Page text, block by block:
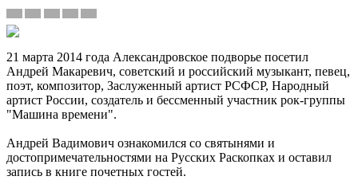
21 марта 2014 года Александровское подворье посетил
Андрей Макаревич, советский и российский музыкант, певец,
поэт, композитор, Заслуженный артист РСФСР, Народный
артист России, создатель и бессменный участник рок-группы
"Машина времени".
Андрей Вадимович ознакомился со святынями и
достопримечательностями на Русских Раскопках и оставил
запись в книге почетных гостей.